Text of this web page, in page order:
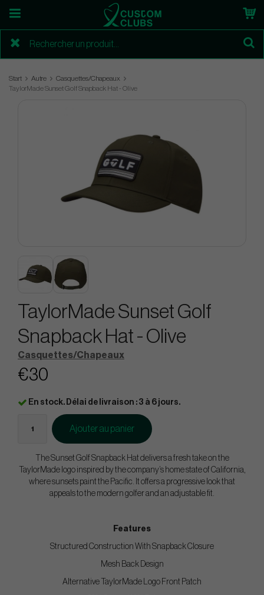
Start Autre
Casquettes/Chapeaux
TaylorMade Sunset Golf Snapback Hat - Olive
TaylorMade Sunset Golf
Snapback Hat - Olive
Casquettes/Chapeaux
€30
En stock. Délai de livraison : 3 à 6 jours.
Ajouter au panier
The Sunset Golf Snapback Hat delivers a fresh take on the
TaylorMade logo inspired by the company’s home state of California,
where sunsets paint the Pacific. It offers a progressive look that
appeals to the modern golfer and an adjustable fit.
Features
Structured Construction With Snapback Closure
Mesh Back Design
Alternative TaylorMade Logo Front Patch